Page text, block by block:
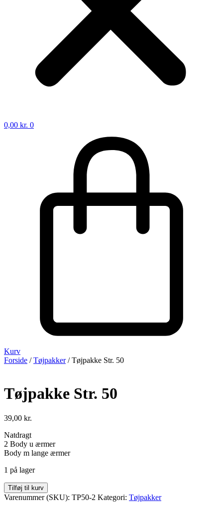
0,00 kr. 0
Kurv
Forside /Tøjpakker/ Tøjpakke Str. 50
Tøjpakke Str. 50
39,00 kr.
Natdragt
2 Body u ærmer
Body m lange ærmer
1 på lager
Tøjpakke
Str.
Tilføj til kurv
Varenummer (SKU): TP50-2 Kategori: Tøjpakker